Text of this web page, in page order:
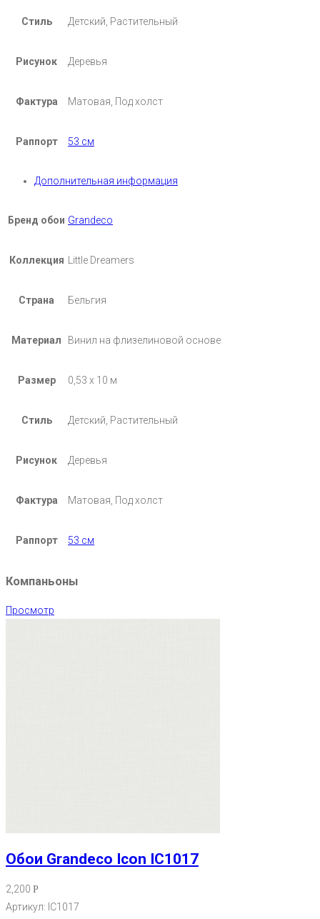
Стиль Детский, Растительный
Рисунок Деревья
Фактура Матовая, Под холст
Раппорт 53 см
Дополнительная информация
Бренд обои Grandeco
Коллекция Little Dreamers
Страна Бельгия
Материал Винил на флизелиновой основе
Размер 0,53 х 10 м
Стиль Детский, Растительный
Рисунок Деревья
Фактура Матовая, Под холст
Раппорт 53 см
Компаньоны
Просмотр
Обои Grandeco Icon IC1017
2,200 Р
Артикул: IC1017